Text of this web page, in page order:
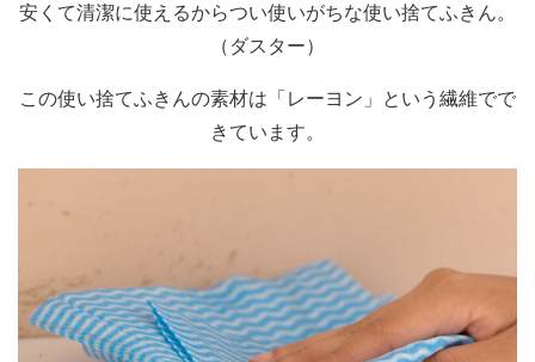
安くて清潔に使えるからつい使いがちな使い捨てふきん。
（ダスター）
この使い捨てふきんの素材は「レーヨン」という繊維でで
きています。